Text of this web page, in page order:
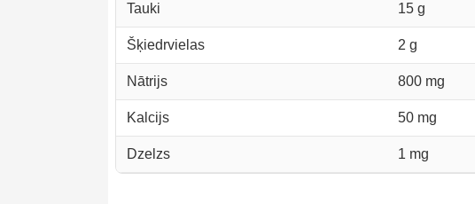
Tauki 15 g
Šķiedrvielas 2 g
Nātrijs 800 mg
Kalcijs 50 mg
Dzelzs 1 mg